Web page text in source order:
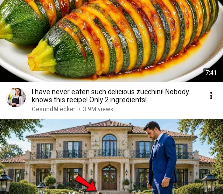
7:41
I have never eaten such delicious zucchini! Nobody
knows this recipe! Only 2 ingredients!
Gesund&Lecker • 3.9M views